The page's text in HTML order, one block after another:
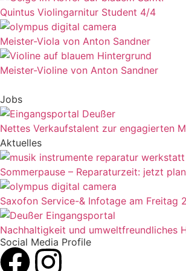
Quintus Violingarnitur Student 4/4
Meister-Viola von Anton Sandner
Meister-Violine von Anton Sandner
Jobs
Nettes Verkaufstalent zur engagierten
Aktuelles
Sommerpause – Reparaturzeit: jetzt
Saxofon Service-& Infotage am Freitag
Nachhaltigkeit und umweltfreundliches
Social Media Profile